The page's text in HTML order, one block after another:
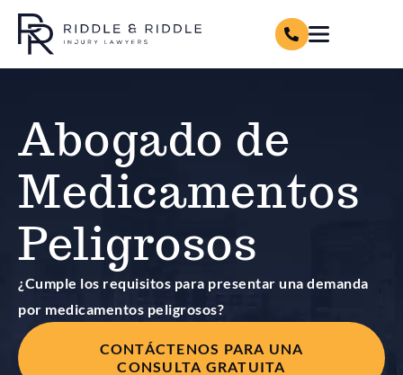
Abogado de
Medicamentos
Peligrosos
¿Cumple los requisitos para presentar una demanda
por medicamentos peligrosos?
CONTÁCTENOS PARA UNA
CONSULTA GRATUITA